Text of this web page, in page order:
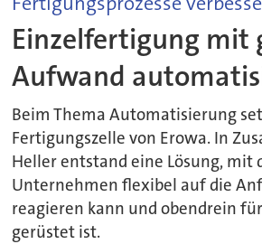
Einzelfertigung mit
Aufwand
Beim Thema Automatisierung
Fertigungszelle von Erowa. In
Heller entstand eine Lösung, mit
Unternehmen flexibel auf die
reagieren kann und obendrein
gerüstet ist.